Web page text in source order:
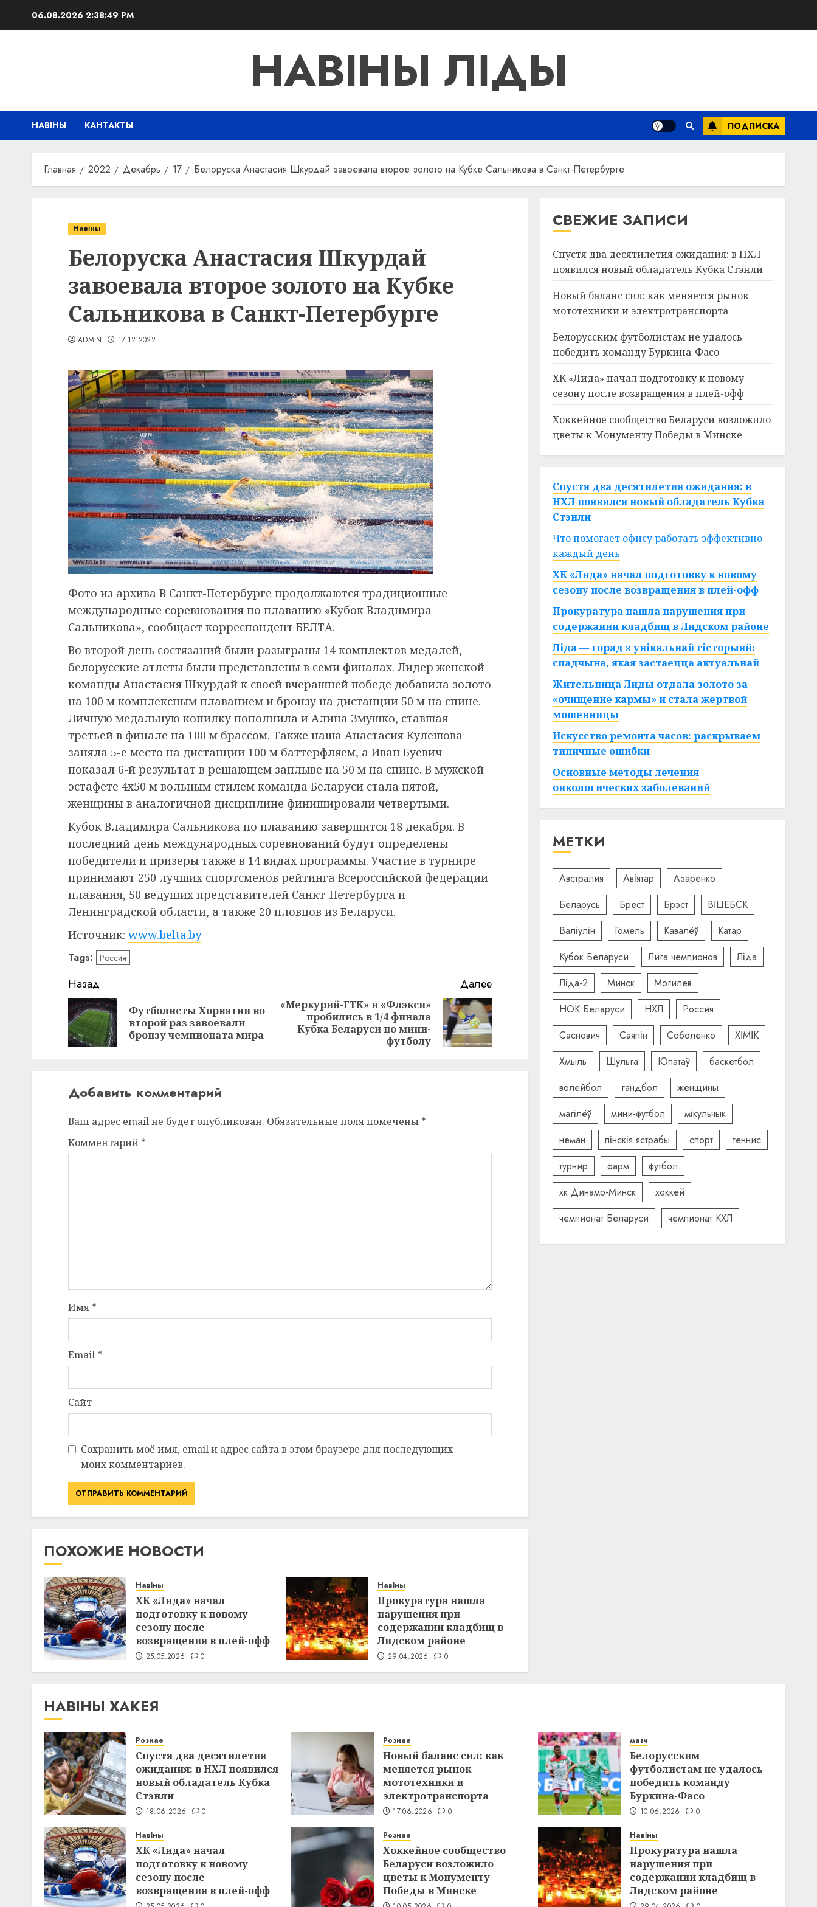
06.08.2026 2:38:50 PM
НАВІНЫ ЛІДЫ
НАВІНЫ КАНТАКТЫ ПОДПИСКА
Главная 2022 Декабрь 17 Белоруска Анастасия Шкурдай завоевала второе золото на Кубке Сальникова в Санкт-Петербурге
Навіны
Белоруска Анастасия Шкурдай
завоевала второе золото на Кубке
Сальникова в Санкт-Петербурге
ADMIN 17.12.2022
Фото из архива В Санкт-Петербурге продолжаются традиционные
международные соревнования по плаванию «Кубок Владимира
Сальникова», сообщает корреспондент БЕЛТА.
Во второй день состязаний были разыграны 14 комплектов медалей,
белорусские атлеты были представлены в семи финалах. Лидер женской
команды Анастасия Шкурдай к своей вчерашней победе добавила золото
на 100 м комплексным плаванием и бронзу на дистанции 50 м на спине.
Личную медальную копилку пополнила и Алина Змушко, ставшая
третьей в финале на 100 м брассом. Также наша Анастасия Кулешова
заняла 5-е место на дистанции 100 м баттерфляем, а Иван Буевич
показал 6-й результат в решающем заплыве на 50 м на спине. В мужской
эстафете 4х50 м вольным стилем команда Беларуси стала пятой,
женщины в аналогичной дисциплине финишировали четвертыми.
Кубок Владимира Сальникова по плаванию завершится 18 декабря. В
последний день международных соревнований будут определены
победители и призеры также в 14 видах программы. Участие в турнире
принимают 250 лучших спортсменов рейтинга Всероссийской федерации
плавания, 50 ведущих представителей Санкт-Петербурга и
Ленинградской области, а также 20 пловцов из Беларуси.
Источник: www.belta.by
Tags: Россия
Навигация
записи
Назад
Предыдущая
запись:
Футболисты Хорватии во
второй раз завоевали
бронзу чемпионата мира
Далее
Следующая
запись:
«Меркурий-ГТК» и «Флэкси»
пробились в 1/4 финала
Кубка Беларуси по мини-
футболу
Добавить комментарий
Ваш адрес email не будет опубликован. Обязательные поля помечены *
Комментарий *
Имя *
Email *
Сайт
Сохранить моё имя, email и адрес сайта в этом браузере для последующих
моих комментариев.
ПОХОЖИЕ НОВОСТИ
Навіны
ХК «Лида» начал
подготовку к новому
сезону после
возвращения в плей-офф
25.05.2026 0
Навіны
Прокуратура нашла
нарушения при
содержании кладбищ в
Лидском районе
29.04.2026 0
СВЕЖИЕ ЗАПИСИ
Спустя два десятилетия ожидания: в НХЛ
появился новый обладатель Кубка Стэнли
Новый баланс сил: как меняется рынок
мототехники и электротранспорта
Белорусским футболистам не удалось
победить команду Буркина-Фасо
ХК «Лида» начал подготовку к новому
сезону после возвращения в плей-офф
Хоккейное сообщество Беларуси возложило
цветы к Монументу Победы в Минске
Спустя два десятилетия ожидания: в
НХЛ появился новый обладатель Кубка
Стэнли
Что помогает офису работать эффективно
каждый день
ХК «Лида» начал подготовку к новому
сезону после возвращения в плей-офф
Прокуратура нашла нарушения при
содержании кладбищ в Лидском районе
Ліда — горад з унікальнай гісторыяй:
спадчына, якая застаецца актуальнай
Жительница Лиды отдала золото за
«очищение кармы» и стала жертвой
мошенницы
Искусство ремонта часов: раскрываем
типичные ошибки
Основные методы лечения
онкологических заболеваний
МЕТКИ
Австралия Авіятар
Азаренко
Беларусь
Брест Брэст
ВІЦЕБСК
Валіулін
Гомель Кавалёў
Катар
Кубок Беларуси
Лига чемпионов
Ліда
Ліда-2
Минск
Могилев
НОК Беларуси
НХЛ
Россия
Саснович
Саяпін Соболенко
ХІМІК
Хмыль
Шульга Юпатаў
баскетбол
волейбол
гандбол
женщины
магілёў
мини-футбол
мікульчык
нёман
пінскія ястрабы спорт
теннис
турнир
фарм
футбол
хк Динамо-Минск
хоккей
чемпионат Беларуси
чемпионат КХЛ
НАВІНЫ ХАКЕЯ
Рознае
Спустя два десятилетия
ожидания: в НХЛ появился
новый обладатель Кубка
Стэнли
18.06.2026 0
Рознае
Новый баланс сил: как
меняется рынок
мототехники и
электротранспорта
17.06.2026 0
матч
Белорусским
футболистам не удалось
победить команду
Буркина-Фасо
10.06.2026 0
Навіны
ХК «Лида» начал
подготовку к новому
сезону после
возвращения в плей-офф
Рознае
Хоккейное сообщество
Беларуси возложило
цветы к Монументу
Победы в Минске
Навіны
Прокуратура нашла
нарушения при
содержании кладбищ в
Лидском районе